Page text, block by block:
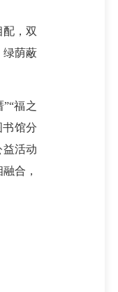
，双
绿荫蔽
福之
馆分
益活动
合，